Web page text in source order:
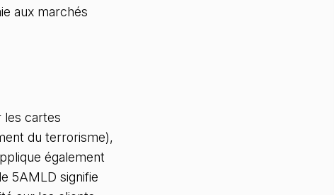
aux marchés
les cartes
du terrorisme),
également
5AMLD signifie